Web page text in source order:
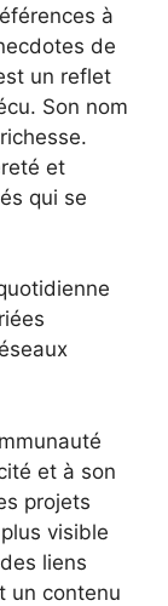
à
de
un reflet
Son nom
et
qui se
et à son
projets
visible
liens
un contenu